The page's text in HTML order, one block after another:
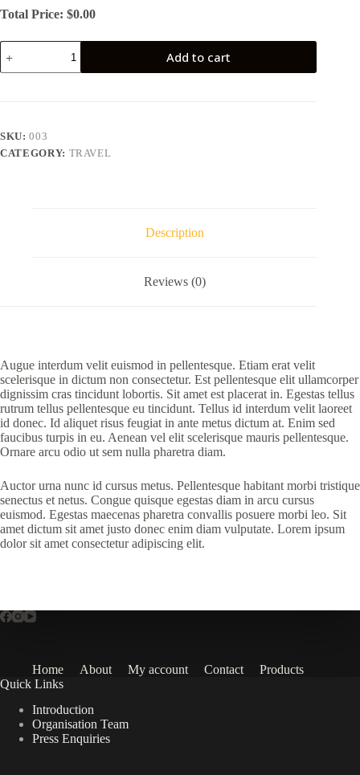
Total Price: $0.00
Ornare
arcu
odio
Add to cart
SKU:003
CATEGORY: TRAVEL
Description
Reviews (0)
Augue interdum velit euismod in pellentesque. Etiam erat velit
scelerisque in dictum non consectetur. Est pellentesque elit ullamcorper
dignissim cras tincidunt lobortis. Sit amet est placerat in. Egestas tellus
rutrum tellus pellentesque eu tincidunt. Tellus id interdum velit laoreet
id donec. Id aliquet risus feugiat in ante metus dictum at. Enim sed
faucibus turpis in eu. Aenean vel elit scelerisque mauris pellentesque.
Ornare arcu odio ut sem nulla pharetra diam.
Auctor urna nunc id cursus metus. Pellentesque habitant morbi tristique
senectus et netus. Congue quisque egestas diam in arcu cursus
euismod. Egestas maecenas pharetra convallis posuere morbi leo. Sit
amet dictum sit amet justo donec enim diam vulputate. Lorem ipsum
dolor sit amet consectetur adipiscing elit.
Home About My account Contact
Products
Quick Links
Introduction
Organisation Team
Press Enquiries